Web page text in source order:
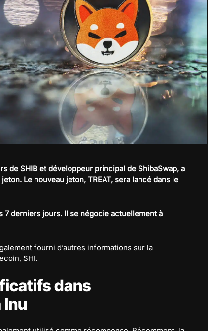
de SHIB et développeur principal de ShibaSwap, a
Le nouveau jeton, TREAT, sera lancé dans le
7 derniers jours. Il se négocie actuellement à
fourni d’autres informations sur la
SHI.
dans
Inu